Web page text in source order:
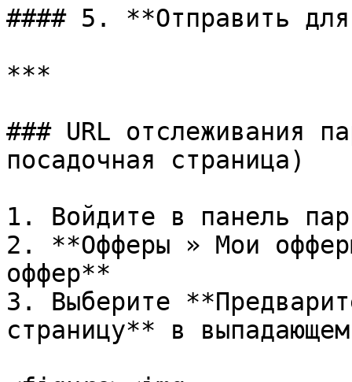
#### 5. **Отправить
***
### URL отслеживания
посадочная страница)
1. Войдите в панель
2. **Офферы » Мои
оффер**
3. Выберите
страницу** в